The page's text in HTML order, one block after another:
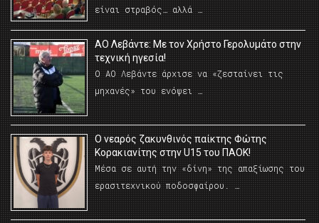
είναι στραβός… αλλά …
ΑΟ Λεβάντε: Με τον Χρήστο Γερολυμάτο στην
τεχνική ηγεσία!
Ο ΑΟ Λεβάντε άρχισε να «ζεσταίνει τις
μηχανές» του ενόψει …
O νεαρός ζακυνθινός παίκτης Φώτης
Κορακιανίτης στην U15 του ΠΑΟΚ!
Μέσα σε αυτή την «δίνη» της απαξίωσης του
ερασιτεχνικού ποδοσφαίρου. …